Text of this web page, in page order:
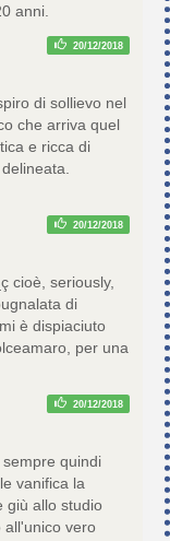
anni.
20/12/2018
di sollievo nel
che arriva quel
e ricca di
20/12/2018
cioè, seriously,
di
è dispiaciuto
per una
20/12/2018
quindi
vanifica la
giù allo studio
all'unico vero